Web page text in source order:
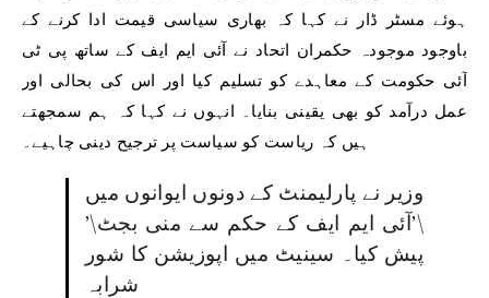
ہوئے مسٹر ڈار نے کہا کہ بھاری سیاسی قیمت ادا کرنے کے
باوجود موجودہ حکمران اتحاد نے آئی ایم ایف کے ساتھ پی ٹی
آئی حکومت کے معاہدے کو تسلیم کیا اور اس کی بحالی اور
عمل درآمد کو بھی یقینی بنایا۔ انہوں نے کہا کہ ہم سمجھتے
ہیں کہ ریاست کو سیاست پر ترجیح دینی چاہیے۔
وزیر نے پارلیمنٹ کے دونوں ایوانوں میں
\’آئی ایم ایف کے حکم سے منی بجٹ\’
پیش کیا۔ سینیٹ میں اپوزیشن کا شور
شرابہ